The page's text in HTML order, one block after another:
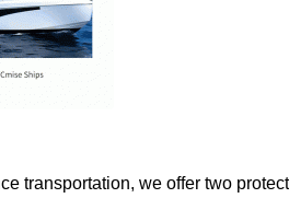
transportation, we offer two